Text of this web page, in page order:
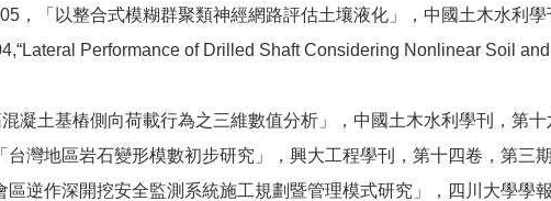
，「以整合式模糊群聚類神經網路評估土壤液化」，中國土木水利
Performance of Drilled Shaft Considering Nonlinear Soil
凝土基樁側向荷載行為之三維數值分析」，中國土木水利學刊，第十
灣地區岩石變形模數初步研究」，興大工程學刊，第十四卷，第三
逆作深開挖安全監測系統施工規劃暨管理模式研究」，四川大學學